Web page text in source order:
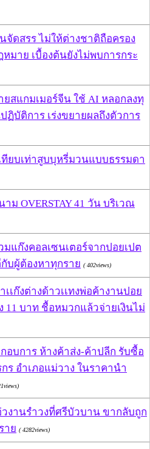
จัดสรร ไม่ให้ต่างชาติถือครอง
มาย เบื้องต้นยังไม่พบการกระ
สแกมเมอร์จีน ใช้ AI หลอกลงทุ
ฏิบัติการ เร่งขยายผลถึงตัวการ
ทียบเท่าสูบบุหรี่มวนแบบธรรมดา
ม OVERSTAY 41 วัน บริเวณ
แก๊งคอลเซนเตอร์จากปอยเปต
บผู้ต้องหาทุกราย ( 402views)
เก๊งต่างด้าวเเทงพ่อค้างานปอย
11 บาท ชื้อหมวกแล้วจ่ายเงินไม่
อบการ ห้างค้าส่ง-ค้าปลีก รับซื้อ
ร อำเภอแม่วาง ในราคานำ
งานรำวงที่ศรีบัวบาน ขากลับถูก
าย ( 4282views)